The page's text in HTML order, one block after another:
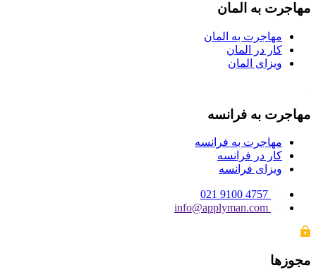
مهاجرت به المان
مهاجرت به المان
کار در المان
ویزای المان
مهاجرت به فرانسه
مهاجرت به فرانسه
کار در فرانسه
ویزای فرانسه
4757 9100 021
info@applyman.com
مجوزها